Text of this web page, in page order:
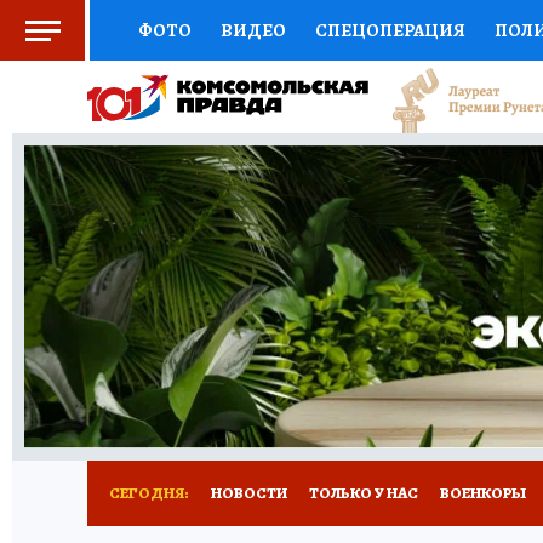
ФОТО ВИДЕО СПЕЦОПЕРАЦИЯ
СОЦПОДДЕРЖКА НАУКА СПОРТ
ВЫБОР ЭКСПЕРТОВ ДОКТОР
КНИЖНАЯ ПОЛКА ПРОГНОЗЫ НА СПОРТ
ПРЕСС-ЦЕНТР НЕДВИЖИМОСТЬ
РАДИО КП РЕКЛАМА ТЕСТЫ НОВОЕ
СЕГОДНЯ: НОВОСТИ ТОЛЬКО У НАС ВОЕНКОРЫ